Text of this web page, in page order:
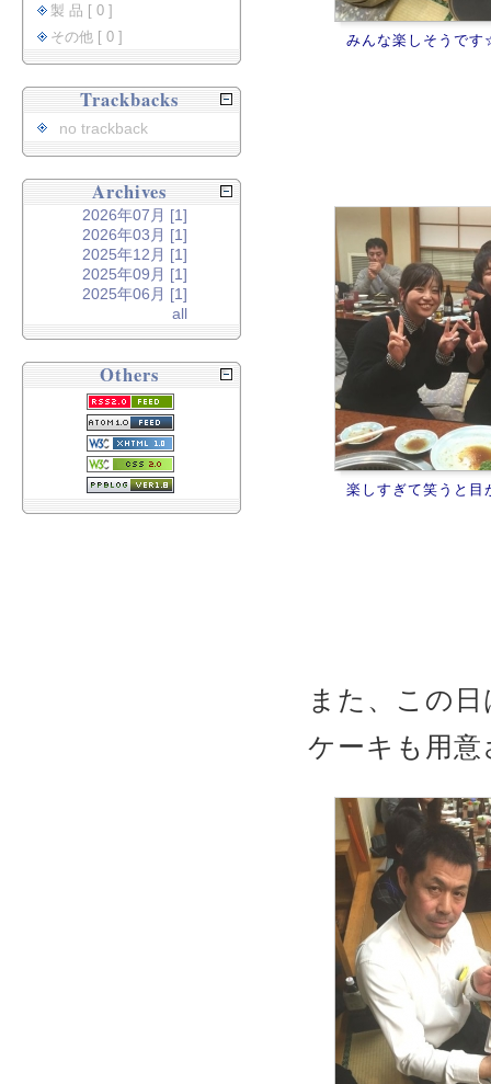
みんな楽しそうで
楽しすぎて笑うと目
また、この
ケーキも用
製 品 [ 0 ]
その他 [ 0 ]
Trackbacks
no trackback
Archives
2026年07月 [1]
2026年03月 [1]
2025年12月 [1]
2025年09月 [1]
2025年06月 [1]
all
Others